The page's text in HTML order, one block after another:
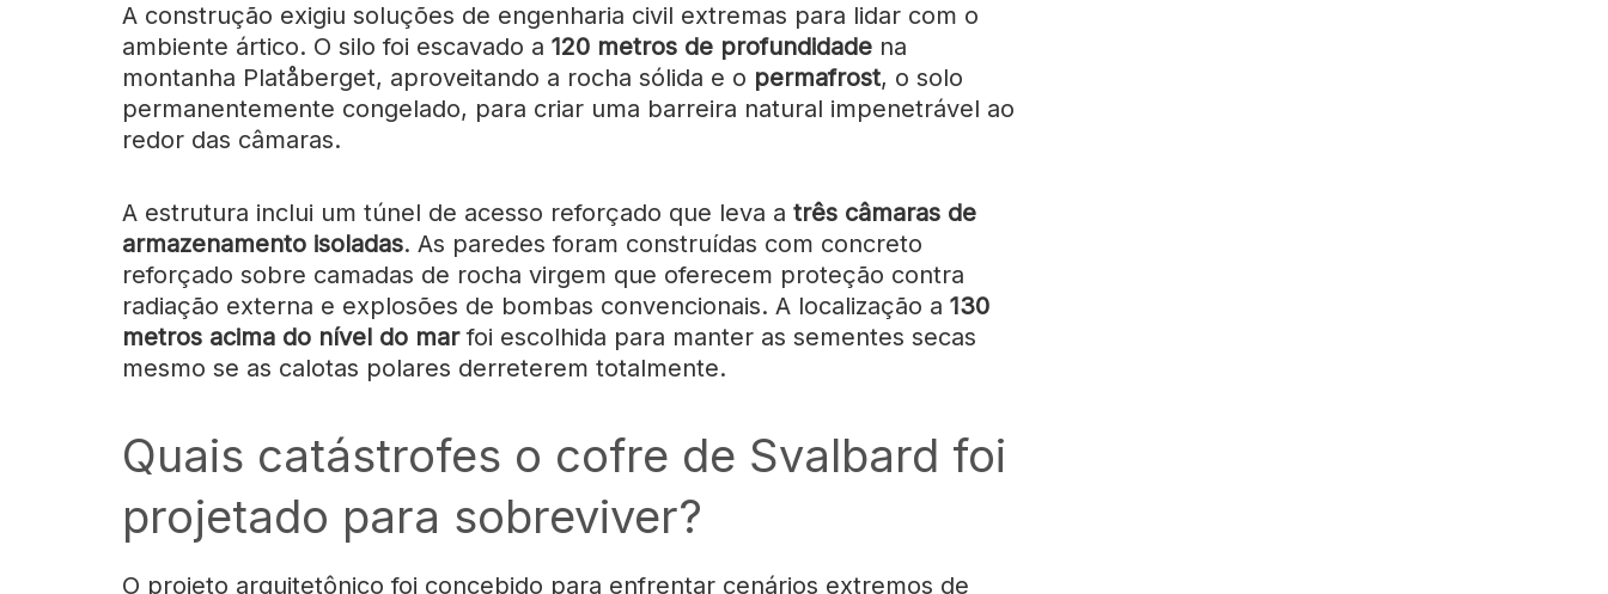
A construção exigiu soluções de engenharia civil extremas para lidar com o
ambiente ártico. O silo foi escavado a 120 metros de profundidade na
montanha Platåberget, aproveitando a rocha sólida e o permafrost, o solo
permanentemente congelado, para criar uma barreira natural impenetrável ao
redor das câmaras.
A estrutura inclui um túnel de acesso reforçado que leva a três câmaras de
armazenamento isoladas. As paredes foram construídas com concreto
reforçado sobre camadas de rocha virgem que oferecem proteção contra
radiação externa e explosões de bombas convencionais. A localização a 130
metros acima do nível do marfoi escolhida para manter as sementes secas
mesmo se as calotas polares derreterem totalmente.
Quais catástrofes o cofre de Svalbard foi
projetado para sobreviver?
O projeto arquitetônico foi concebido para enfrentar cenários extremos de